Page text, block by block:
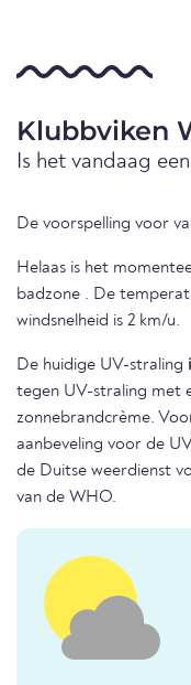
Klubbviken
Is het vandaag
De voorspelling voor
Helaas is het
badzone . De
windsnelheid is 2 km/u.
De huidige UV-straling
tegen UV-straling met
zonnebrandcrème.
aanbeveling voor de
de Duitse weerdienst
van de WHO.